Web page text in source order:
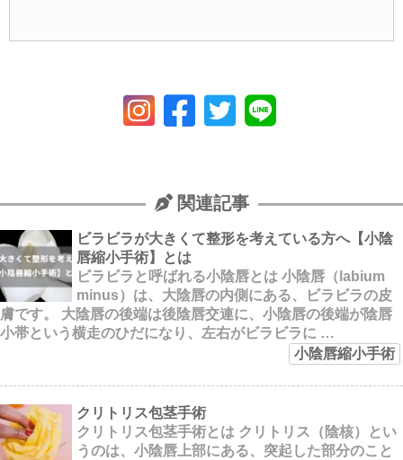
関連記事
ビラビラが大きくて整形を考えている方へ【小陰
唇縮小手術】とは
ビラビラと呼ばれる小陰唇とは 小陰唇（labium
minus）は、大陰唇の内側にある、ビラビラの皮
膚です。 大陰唇の後端は後陰唇交連に、小陰唇の後端が陰唇
小帯という横走のひだになり、左右がビラビラに …
小陰唇縮小手術
クリトリス包茎手術
クリトリス包茎手術とは クリトリス（陰核）とい
うのは、小陰唇上部にある、突起した部分のこと